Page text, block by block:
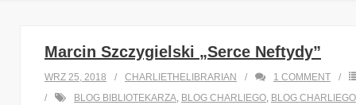
Marcin Szczygielski „Serce Neftydy”
WRZ 25, 2018 CHARLIETHELIBRARIAN 1 COMMENT
BLOG BIBLIOTEKARZA, BLOG CHARLIEGO, BLOG